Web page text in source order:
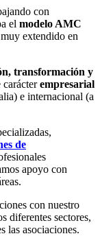
con
el modelo AMC
extendido en
transformación y
empresarial
e internacional (a
de
apoyo con
con nuestro
diferentes sectores,
las asociaciones.